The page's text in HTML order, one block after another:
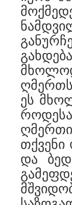
ეს
თქვენი
და